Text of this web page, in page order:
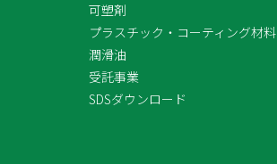
可塑剤
プラスチック・コーティング材料
潤滑油
受託事業
SDSダウンロード